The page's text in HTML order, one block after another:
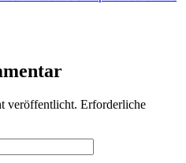
veröffentlicht. Erforderliche